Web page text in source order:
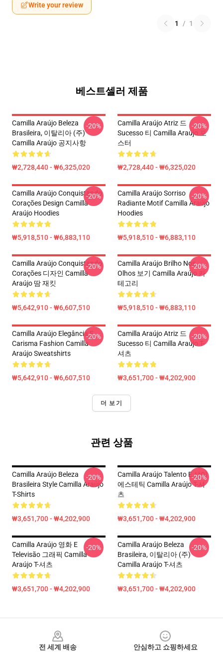
Write your review
1 / 1
베스트셀러 제품
Camilla Araújo Beleza
Brasileira, 이탈리아 (주)
Camilla Araújo 공지사항
₩2,728,440 - ₩6,325,020
-20%
Camilla Araújo Atriz 드
Sucesso 티 Camilla Araújo 포
스터
₩2,728,440 - ₩6,325,020
-20%
Camilla Araújo Conquistando
Corações Design Camilla
Araújo Hoodies
₩5,918,510 - ₩6,883,110
-20%
Camilla Araújo Sorriso
Radiante Motif Camilla Araújo
Hoodies
₩5,918,510 - ₩6,883,110
-20%
Camilla Araújo Conquistando
Corações 디자인 Camilla
Araújo 땀 재킷
₩5,642,910 - ₩6,607,510
-20%
Camilla Araújo Brilho Nos
Olhos 보기 Camilla Araújo 카
테고리
₩5,918,510 - ₩6,883,110
-20%
Camilla Araújo Elegância E
Carisma Fashion Camilla
Araújo Sweatshirts
₩5,642,910 - ₩6,607,510
-20%
Camilla Araújo Atriz 드
Sucesso 티 Camilla Araújo T-
셔츠
₩3,651,700 - ₩4,202,900
-20%
더 보기
관련 상품
Camilla Araújo Beleza
Brasileira Style Camilla Araújo
T-Shirts
₩3,651,700 - ₩4,202,900
-20%
Camilla Araújo Talento E 샤이
에스테틱 Camilla Araújo T-셔
츠
₩3,651,700 - ₩4,202,900
-20%
Camilla Araújo 영화 E
Televisão 그래픽 Camilla
Araújo T-셔츠
₩3,651,700 - ₩4,202,900
-20%
Camilla Araújo Beleza
Brasileira, 이탈리아 (주)
Camilla Araújo T-셔츠
₩3,651,700 - ₩4,202,900
-20%
전 세계 배송
안심하고 쇼핑하세요